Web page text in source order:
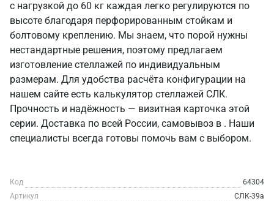
с нагрузкой до 60 кг каждая легко регулируются по
высоте благодаря перфорированным стойкам и
болтовому креплению. Мы знаем, что порой нужны
нестандартные решения, поэтому предлагаем
изготовление стеллажей по индивидуальным
размерам. Для удобства расчёта конфигурации на
нашем сайте есть калькулятор стеллажей СЛК.
Прочность и надёжность — визитная карточка этой
серии. Доставка по всей России, самовывоз в . Наши
специалисты всегда готовы помочь вам с выбором.
Код
64304
Артикул
СЛК-39a